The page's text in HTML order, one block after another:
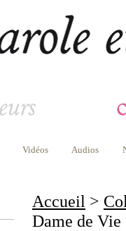
Vidéos Audios
Accueil >
Dame de Vie